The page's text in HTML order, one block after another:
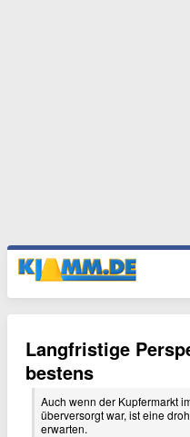
Langfristige
bestens
Auch wenn der Kupfermarkt
überversorgt war, ist eine
erwarten.